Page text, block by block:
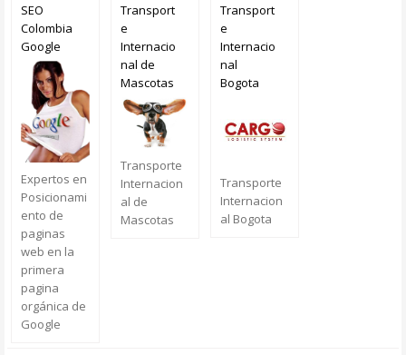
SEO
Colombia
Google
Expertos en
Posicionami
ento de
paginas
web en la
primera
pagina
orgánica de
Google
Transport
e
Internacio
nal de
Mascotas
Transporte
Internacion
al de
Mascotas
Transport
e
Internacio
nal
Bogota
Transporte
Internacion
al Bogota